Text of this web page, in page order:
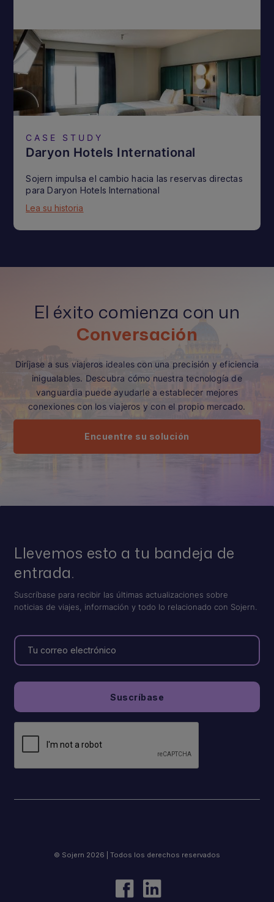
CASE STUDY
Daryon Hotels International
Sojern impulsa el cambio hacia las reservas directas
para Daryon Hotels International
Lea su historia
El éxito comienza con un
Conversación
Diríjase a sus viajeros ideales con una precisión y eficiencia
inigualables. Descubra cómo nuestra tecnología de
vanguardia puede ayudarle a establecer mejores
conexiones con los viajeros y con el propio mercado.
Encuentre su solución
Llevemos esto a tu bandeja de
entrada.
Suscríbase para recibir las últimas actualizaciones sobre
noticias de viajes, información y todo lo relacionado con Sojern.
© Sojern 2026 | Todos los derechos reservados